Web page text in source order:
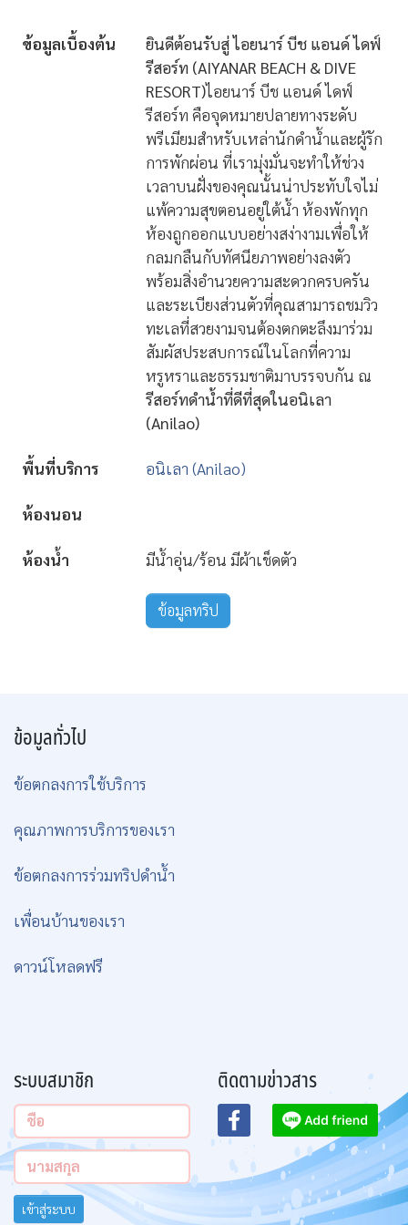
ข้อมูลเบื้องต้น
ยินดีต้อนรับสู่ ไอยนาร์ บีช แอนด์ ไดฟ์
รีสอร์ท (AIYANAR BEACH & DIVE
RESORT)ไอยนาร์ บีช แอนด์ ไดฟ์
รีสอร์ท คือจุดหมายปลายทางระดับ
พรีเมียมสำหรับเหล่านักดำน้ำและผู้รัก
การพักผ่อน ที่เรามุ่งมั่นจะทำให้ช่วง
เวลาบนฝั่งของคุณนั้นน่าประทับใจไม่
แพ้ความสุขตอนอยู่ใต้น้ำ ห้องพักทุก
ห้องถูกออกแบบอย่างสง่างามเพื่อให้
กลมกลืนกับทัศนียภาพอย่างลงตัว
พร้อมสิ่งอำนวยความสะดวกครบครัน
และระเบียงส่วนตัวที่คุณสามารถชมวิว
ทะเลที่สวยงามจนต้องตกตะลึงมาร่วม
สัมผัสประสบการณ์ในโลกที่ความ
หรูหราและธรรมชาติมาบรรจบกัน ณ
รีสอร์ทดำน้ำที่ดีที่สุดในอนิเลา
(Anilao)
พื้นที่บริการ อนิเลา (Anilao)
ห้องนอน
ห้องน้ำ มีน้ำอุ่น/ร้อน มีผ้าเช็ดตัว
ข้อมูลทริป
ข้อมูลทั่วไป
ข้อตกลงการใช้บริการ
คุณภาพการบริการของเรา
ข้อตกลงการร่วมทริปดำน้ำ
เพื่อนบ้านของเรา
ดาวน์โหลดฟรี
ระบบสมาชิก
เข้าสู่ระบบ
ติดตามข่าวสาร